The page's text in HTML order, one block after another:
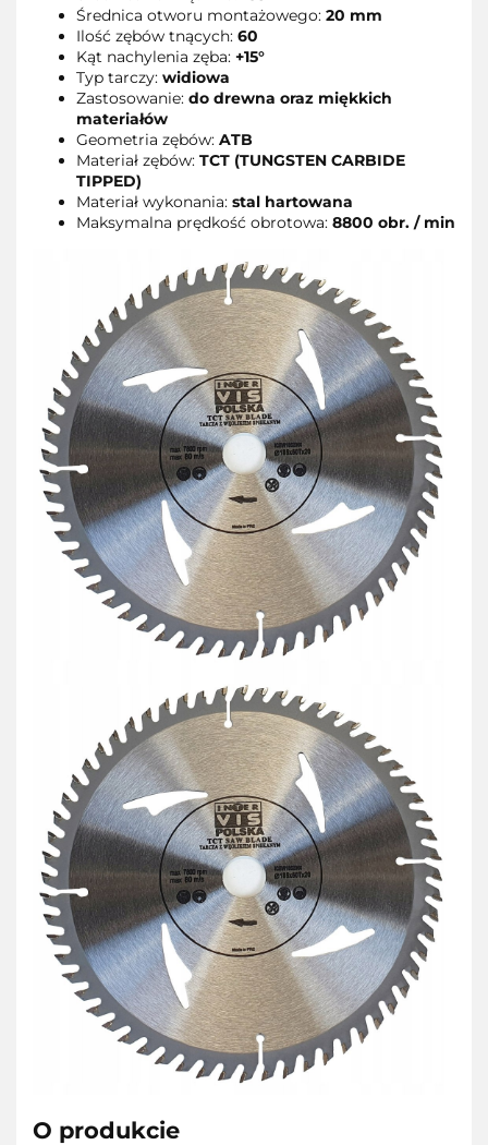
Średnica otworu montażowego: 20 mm
Ilość zębów tnących: 60
Kąt nachylenia zęba: +15°
Typ tarczy: widiowa
Zastosowanie: do drewna oraz miękkich
materiałów
Geometria zębów: ATB
Materiał zębów: TCT (TUNGSTEN CARBIDE
TIPPED)
Materiał wykonania: stal hartowana
Maksymalna prędkość obrotowa: 8800 obr. / min
O produkcie